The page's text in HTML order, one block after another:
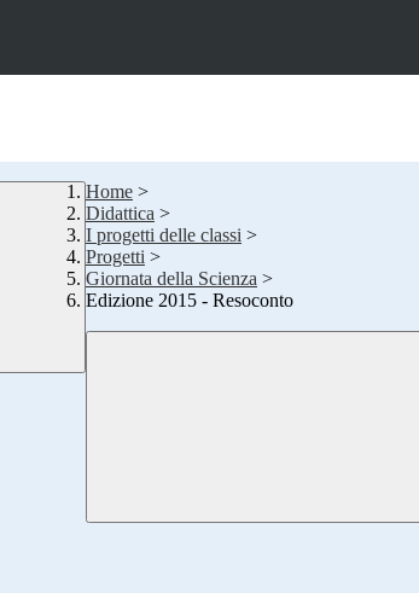
Home >
Didattica >
I progetti delle classi >
Progetti >
Giornata della Scienza >
Edizione 2015 - Resoconto